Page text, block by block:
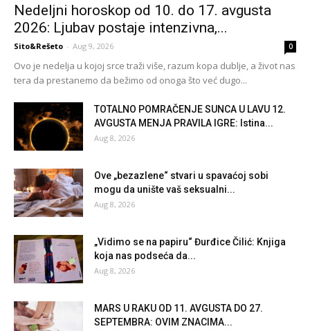
Nedeljni horoskop od 10. do 17. avgusta
2026: Ljubav postaje intenzivna,...
Sito&Rešeto - Aug 9, 2026 0
Ovo je nedelja u kojoj srce traži više, razum kopa dublje, a život nas
tera da prestanemo da bežimo od onoga što već dugo...
TOTALNO POMRAČENJE SUNCA U LAVU 12.
AVGUSTA MENJA PRAVILA IGRE: Istina...
Aug 8, 2026
Ove „bezazlene“ stvari u spavaćoj sobi
mogu da unište vaš seksualni...
Aug 8, 2026
„Vidimo se na papiru“ Đurđice Čilić: Knjiga
koja nas podseća da...
Aug 8, 2026
MARS U RAKU OD 11. AVGUSTA DO 27.
SEPTEMBRA: OVIM ZNACIMA...